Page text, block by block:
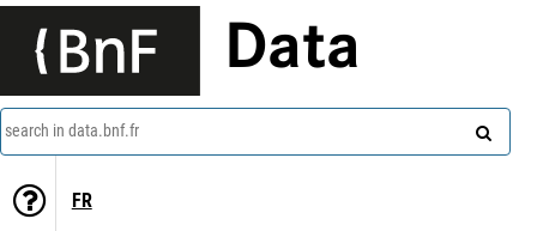
Data
search in data.bnf.fr
FR